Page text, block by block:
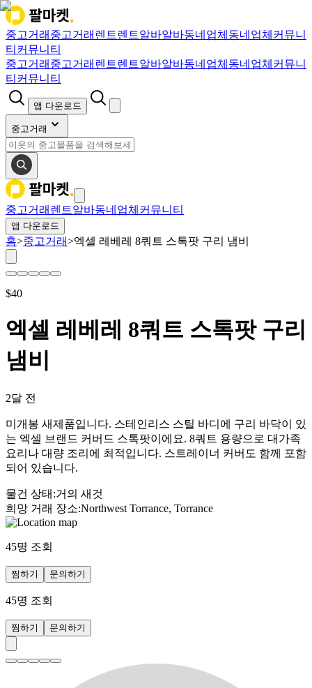
중고거래 중고거래 렌트렌트알바알바동네업체 동네업체 커뮤니
티 커뮤니티
중고거래 중고거래 렌트렌트알바알바동네업체 동네업체 커뮤니
티 커뮤니티
앱 다운로드
중고거래
중고거래 렌트알바동네업체 커뮤니티
앱 다운로드
홈>중고거래>엑셀 레베레 8쿼트 스톡팟 구리 냄비
$40
엑셀 레베레 8쿼트 스톡팟 구리
냄비
2달 전
미개봉 새제품입니다. 스테인리스 스틸 바디에 구리 바닥이 있
는 엑셀 브랜드 커버드 스톡팟이에요. 8쿼트 용량으로 대가족
요리나 대량 조리에 최적입니다. 스트레이너 커버도 함께 포함
되어 있습니다.
물건 상태 :거의 새것
희망 거래 장소:Northwest Torrance, Torrance
45명 조회
찜하기 문의하기
45명 조회
찜하기 문의하기